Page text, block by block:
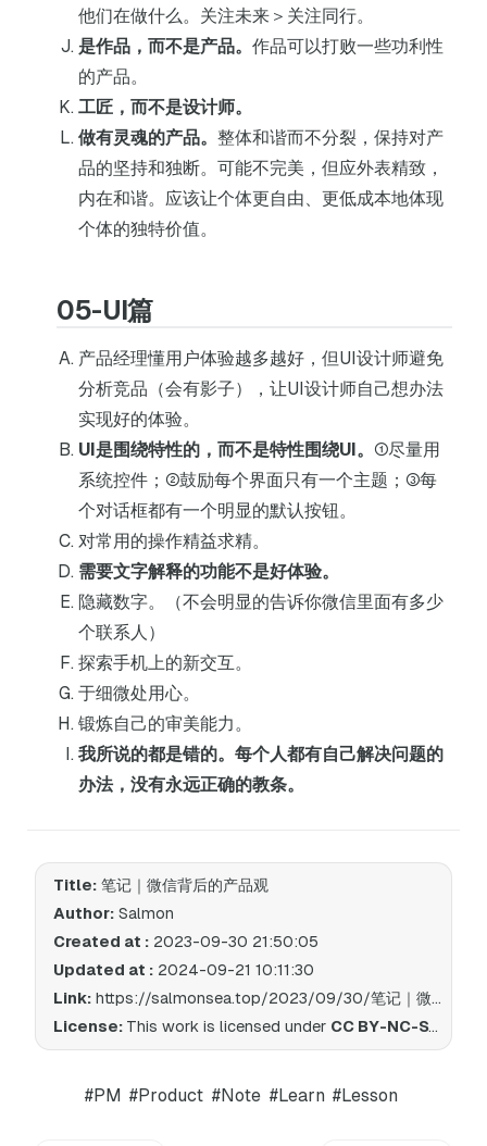
他们在做什么。关注未来＞关注同行。
是作品，而不是产品。作品可以打败一些功利性
的产品。
工匠，而不是设计师。
做有灵魂的产品。整体和谐而不分裂，保持对产
品的坚持和独断。可能不完美，但应外表精致，
内在和谐。应该让个体更自由、更低成本地体现
个体的独特价值。
05-UI篇
产品经理懂用户体验越多越好，但UI设计师避免
分析竞品（会有影子），让UI设计师自己想办法
实现好的体验。
UI是围绕特性的，而不是特性围绕UI。 ①尽量用
系统控件；②鼓励每个界面只有一个主题；③每
个对话框都有一个明显的默认按钮。
对常用的操作精益求精。
需要文字解释的功能不是好体验。
隐藏数字。（不会明显的告诉你微信里面有多少
个联系人）
探索手机上的新交互。
于细微处用心。
锻炼自己的审美能力。
我所说的都是错的。每个人都有自己解决问题的
办法，没有永远正确的教条。
Title: 笔记｜微信背后的产品观
Author: Salmon
Created at : 2023-09-30 21:50:05
Updated at : 2024-09-21 10:11:30
Link: https://salmonsea.top/2023/09/30/笔记｜微信背后的产品观/
License: This work is licensed under CC BY-NC-SA 4.0
#PM #Product #Note #Learn #Lesson